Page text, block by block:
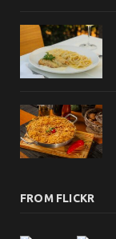
FROM FLICKR